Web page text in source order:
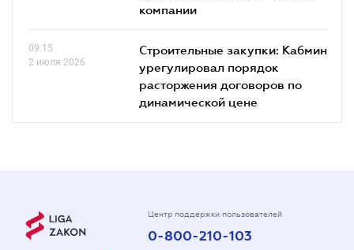
компании
09.15
2 июля 2026
Строительные закупки: Кабмин
урегулировал порядок
расторжения договоров по
динамической цене
Центр поддержки пользователей
0-800-210-103